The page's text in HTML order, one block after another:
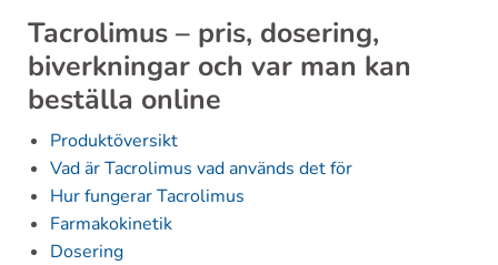
Tacrolimus – pris, dosering,
biverkningar och var man kan
beställa online
Produktöversikt
Vad är Tacrolimus vad används det för
Hur fungerar Tacrolimus
Farmakokinetik
Dosering